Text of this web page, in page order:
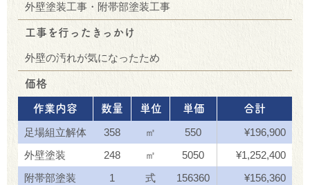
外壁塗装工事・附帯部塗装工事
工事を行ったきっかけ
外壁の汚れが気になったため
価格
作業内容 数量 単位 単価 合計
足場組立解体 358 ㎡ 550
¥196,900
外壁塗装
248 ㎡ 5050
¥1,252,400
附帯部塗装
1 式 156360 ¥156,360